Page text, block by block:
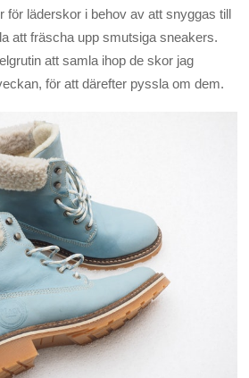
för läderskor i behov av att snyggas till
att fräscha upp smutsiga sneakers.
att samla ihop de skor jag
för att därefter pyssla om dem.